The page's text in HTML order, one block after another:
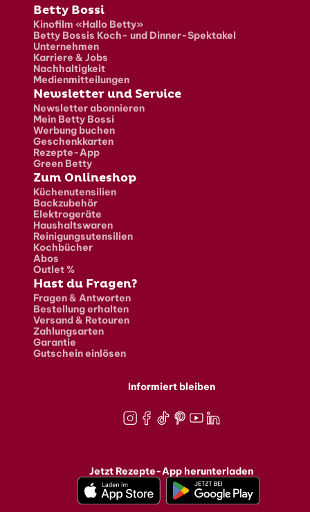
Fusszeile
Betty Bossi
Kinofilm «Hallo Betty»
Betty Bossis Koch- und Dinner-Spektakel
Unternehmen
Karriere & Jobs
Nachhaltigkeit
Medienmitteilungen
Newsletter und Service
Newsletter abonnieren
Mein Betty Bossi
Werbung buchen
Geschenkkarten
Rezepte-App
Green Betty
Zum Onlineshop
Küchenutensilien
Backzubehör
Elektrogeräte
Haushaltswaren
Reinigungsutensilien
Kochbücher
Abos
Outlet %
Hast du Fragen?
Fragen & Antworten
Bestellung erhalten
Versand & Retouren
Zahlungsarten
Garantie
Gutschein einlösen
Informiert bleiben
Jetzt Rezepte-App herunterladen